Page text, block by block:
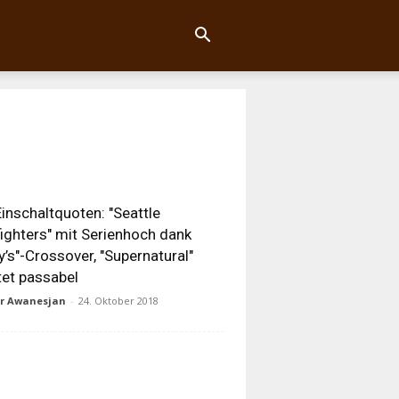
"Seattle
mit Serienhoch dank
Crossover, "Supernatural"
passabel
Awanesjan - 24. Oktober 2018